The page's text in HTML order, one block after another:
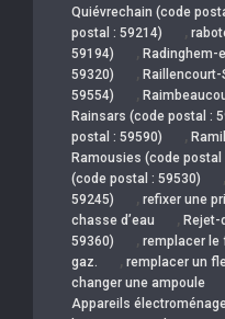
Quiévrechain (code
postal : 59214)
,
59194)
, Radinghem-
59320)
, Raillencourt-
59554)
,
Rainsars (code postal :
postal : 59590)
,
Ramousies (code postal
(code postal : 59530)
,
59245)
, refixer une
chasse d’eau
, Rejet-
59360)
, remplacer le
gaz.
, remplacer un
changer une ampoule
Appareils